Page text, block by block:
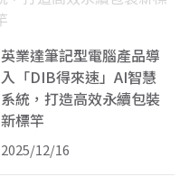
英業達筆記型電腦產品導
入「DIB得來速」AI智慧
系統，打造高效永續包裝
新標竿
2025/12/16